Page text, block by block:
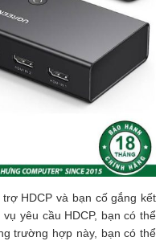
HDCP và bạn cố gắng kết
yêu cầu HDCP, bạn có thể
trường hợp này, bạn có thể